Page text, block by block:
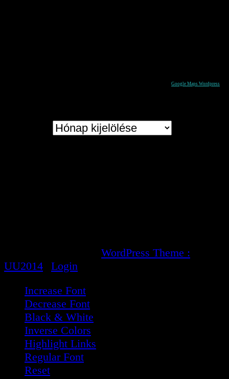
Google Maps Wordpress
WordPress Theme :
UU2014
Login
Increase Font
Decrease Font
Black & White
Inverse Colors
Highlight Links
Regular Font
Reset